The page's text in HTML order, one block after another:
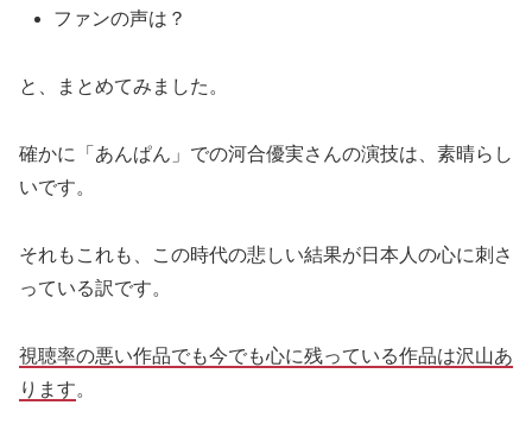
ファンの声は？
と、まとめてみました。
確かに「あんぱん」での河合優実さんの演技は、素晴らし
いです。
それもこれも、この時代の悲しい結果が日本人の心に刺さ
っている訳です。
視聴率の悪い作品でも今でも心に残っている作品は沢山あ
ります。